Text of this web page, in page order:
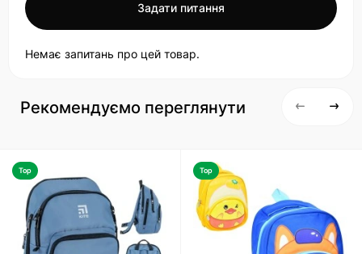
Задати питання
Немає запитань про цей товар.
Рекомендуємо переглянути
Top Top